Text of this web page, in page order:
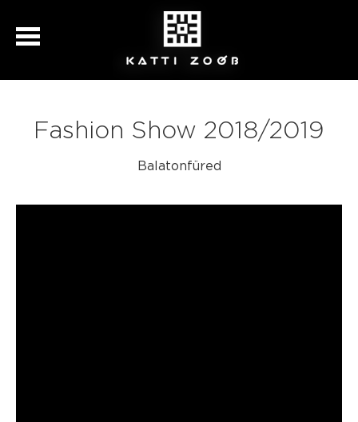
Fashion Show 2018/2019
Balatonfüred